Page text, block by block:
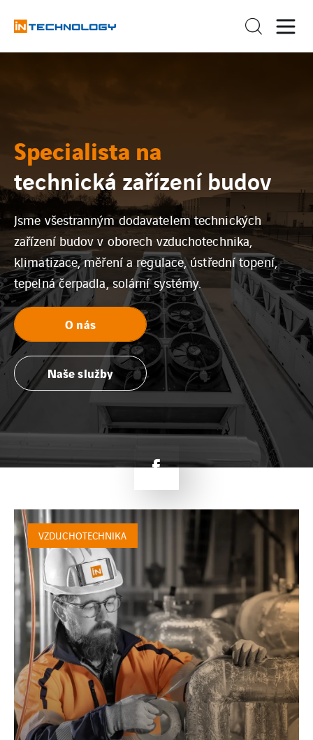
Specialista na
technická zařízení budov
Jsme všestranným dodavatelem technických
zařízení budov v oborech vzduchotechnika,
klimatizace, měření a regulace, ústřední topení,
tepelná čerpadla, solární systémy.
O nás
Naše služby